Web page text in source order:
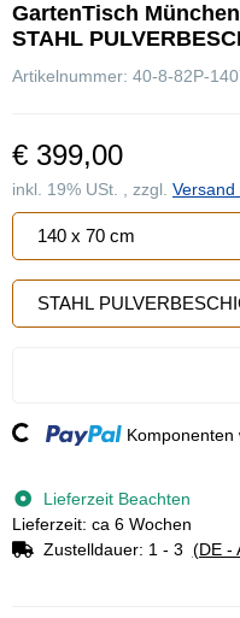
GartenTisch
STAHL
Artikelnummer: 40-8-82P-
€ 399,00
inkl. 19% USt. , zzgl. Versand
140 x 70 cm
STAHL
Loading... Komponenten
Lieferzeit Beachten
Lieferzeit: ca 6 Wochen
Zustelldauer: 1 - 3 (DE -